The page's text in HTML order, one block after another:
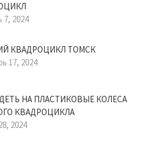
7, 2024
КВАДРОЦИКЛ ТОМСК
17, 2024
НА ПЛАСТИКОВЫЕ КОЛЕСА
КВАДРОЦИКЛА
2024